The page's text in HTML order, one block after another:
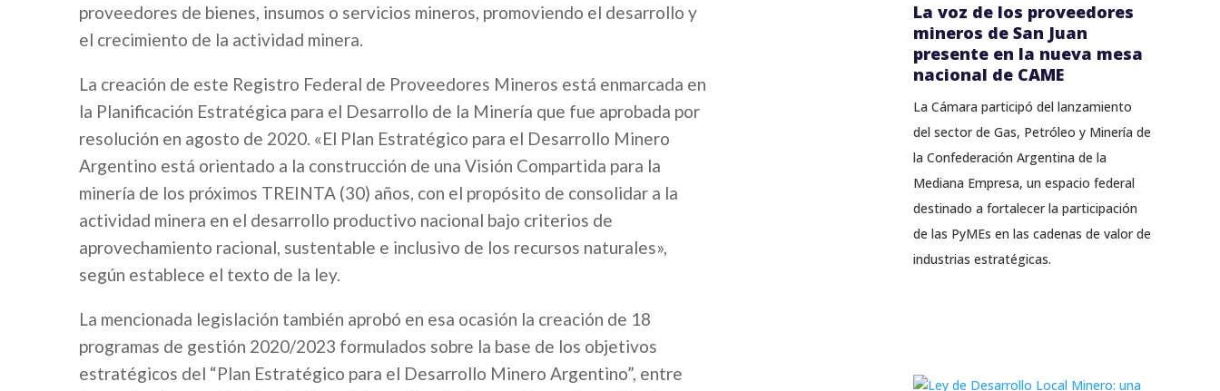
proveedores de bienes, insumos o servicios mineros, promoviendo el desarrollo y
el crecimiento de la actividad minera.
La creación de este Registro Federal de Proveedores Mineros está enmarcada en
la Planificación Estratégica para el Desarrollo de la Minería que fue aprobada por
resolución en agosto de 2020. «El Plan Estratégico para el Desarrollo Minero
Argentino está orientado a la construcción de una Visión Compartida para la
minería de los próximos TREINTA (30) años, con el propósito de consolidar a la
actividad minera en el desarrollo productivo nacional bajo criterios de
aprovechamiento racional, sustentable e inclusivo de los recursos naturales»,
según establece el texto de la ley.
La mencionada legislación también aprobó en esa ocasión la creación de 18
programas de gestión 2020/2023 formulados sobre la base de los objetivos
estratégicos del “Plan Estratégico para el Desarrollo Minero Argentino”, entre
La voz de los proveedores
mineros de San Juan
presente en la nueva mesa
nacional de CAME
La Cámara participó del lanzamiento
del sector de Gas, Petróleo y Minería de
la Confederación Argentina de la
Mediana Empresa, un espacio federal
destinado a fortalecer la participación
de las PyMEs en las cadenas de valor de
industrias estratégicas.